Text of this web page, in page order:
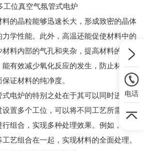
的晶粒能够迅速长大，形成致密的晶体
学性能。此外，高温还能促使材料中的
料内部的气孔和夹杂，提高材料的致密
有效减少氧化反应的发生，防止材料表
证材料的纯净度。
电炉的特别之处在于其可以同时进行多
置多个工位，可以将不同工艺所需的温
组合，实现多种处理效果。例如，可以
艺组合在一起，实现材料的全面处理。
电话